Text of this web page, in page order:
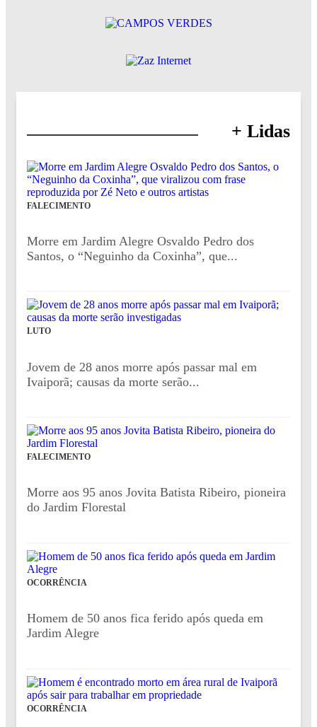
+ Lidas
FALECIMENTO
Morre em Jardim Alegre Osvaldo Pedro dos
Santos, o “Neguinho da Coxinha”, que...
LUTO
Jovem de 28 anos morre após passar mal em
Ivaiporã; causas da morte serão...
FALECIMENTO
Morre aos 95 anos Jovita Batista Ribeiro, pioneira
do Jardim Florestal
OCORRÊNCIA
Homem de 50 anos fica ferido após queda em
Jardim Alegre
OCORRÊNCIA